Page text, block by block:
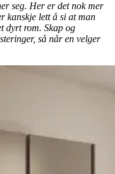
seg. Her er det nok mer
kanskje lett å si at man
dyrt rom. Skap og
så når en velger